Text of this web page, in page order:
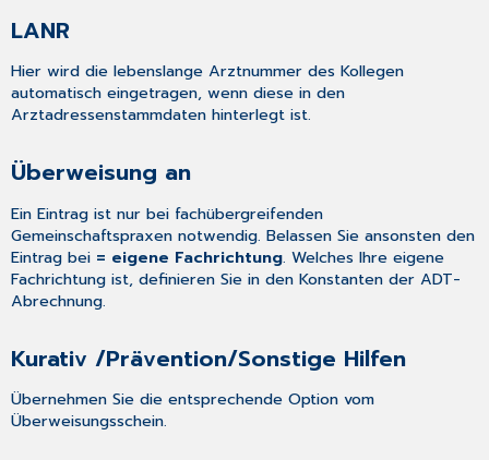
LANR
Hier wird die lebenslange Arztnummer des Kollegen
automatisch eingetragen, wenn diese in den
Arztadressenstammdaten hinterlegt ist.
Überweisung an
Ein Eintrag ist nur bei fachübergreifenden
Gemeinschaftspraxen notwendig. Belassen Sie ansonsten den
Eintrag bei = eigene Fachrichtung. Welches Ihre eigene
Fachrichtung ist, definieren Sie in denKonstanten der ADT-
Abrechnung.
Kurativ /Prävention/Sonstige Hilfen
Übernehmen Sie die entsprechende Option vom
Überweisungsschein.